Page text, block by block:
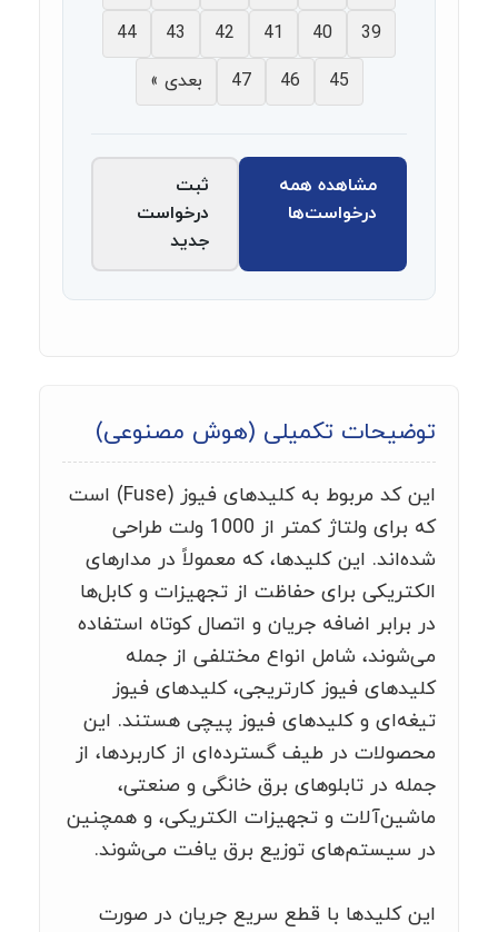
39
40
41
42
43
44
45
46
47 بعدی »
مشاهده همه
درخواست‌ها
ثبت
درخواست
جدید
توضیحات تکمیلی (هوش مصنوعی)
این کد مربوط به کلیدهای فیوز (Fuse) است
که برای ولتاژ کمتر از 1000 ولت طراحی
شده‌اند. این کلیدها، که معمولاً در مدارهای
الکتریکی برای حفاظت از تجهیزات و کابل‌ها
در برابر اضافه جریان و اتصال کوتاه استفاده
می‌شوند، شامل انواع مختلفی از جمله
کلیدهای فیوز کارتریجی، کلیدهای فیوز
تیغه‌ای و کلیدهای فیوز پیچی هستند. این
محصولات در طیف گسترده‌ای از کاربردها، از
جمله در تابلوهای برق خانگی و صنعتی،
ماشین‌آلات و تجهیزات الکتریکی، و همچنین
در سیستم‌های توزیع برق یافت می‌شوند.
این کلیدها با قطع سریع جریان در صورت